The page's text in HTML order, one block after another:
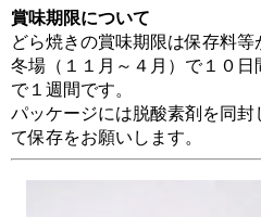
賞味期限について
どら焼きの賞味期限は保存料等
冬場（１１月～４月）で１０日
で１週間です。
パッケージには脱酸素剤を同
て保存をお願いします。